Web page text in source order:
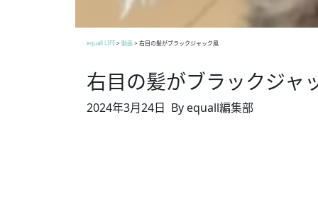
equall LIFE> 動画> 右目の髪がブラックジャック風
右目の髪がブラックジャ
2024年3月24日 By equall編集部